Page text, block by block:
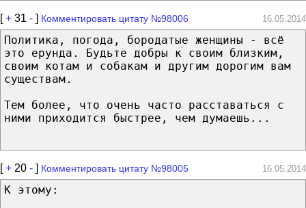
[+ 31 - ] Комментировать цитату №98006 16.05.2014
Политика, погода, бородатые женщины - всё
это ерунда. Будьте добры к своим близким,
своим котам и собакам и другим дорогим вам
существам.
Тем более, что очень часто расставаться с
ними приходится быстрее, чем думаешь...
[+ 20 - ] Комментировать цитату №98005 16.05.2014
К этому: